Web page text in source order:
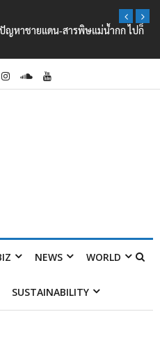
ปัญหาชายแดน-สารพิษแม่น้ำกก ไปก็
NEWS WORLD
SUSTAINABILITY